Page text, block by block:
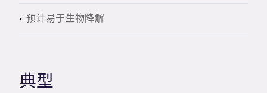
预计易于生物降解
典型